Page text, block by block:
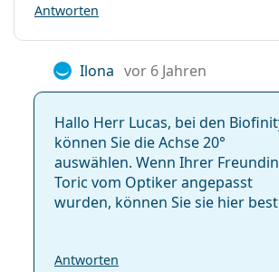
Antworten
Ilona vor 6 Jahren
Hallo Herr Lucas, bei den
können Sie die Achse 20°
auswählen. Wenn Ihrer
Toric vom Optiker angepasst
wurden, können Sie sie hier
Antworten